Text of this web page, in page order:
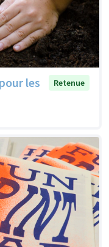
les
Retenue